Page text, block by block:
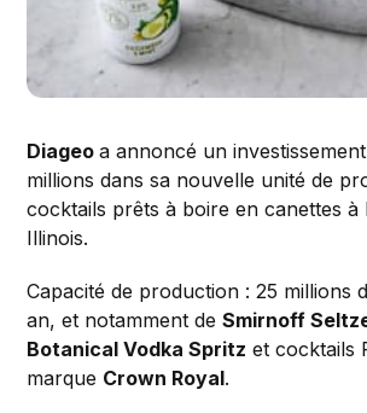
Diageoa annoncé un
millions dans sa nouvelle unité de
cocktails prêts à boire en canettes à
Illinois.
Capacité de production : 25 millions
an, et notamment deSmirnoff
Botanical Vodka Spritz et cocktails
marque Crown Royal.